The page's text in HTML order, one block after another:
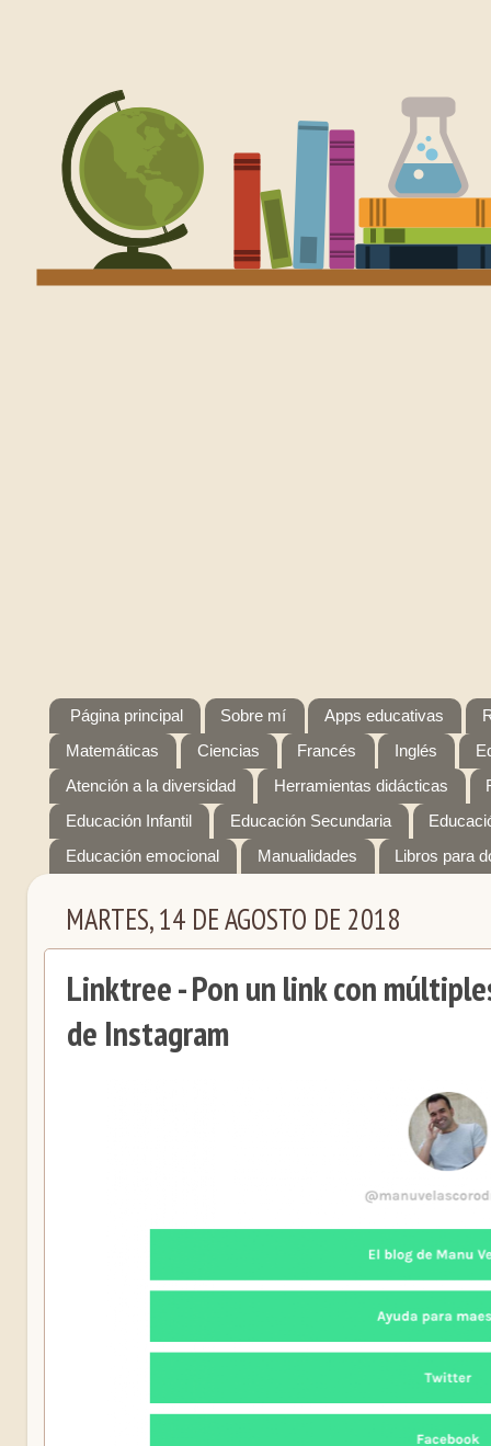
Página principal Sobre mí Apps educativas
Matemáticas
Ciencias Francés Inglés
Atención a la diversidad
Herramientas didácticas
Educación Infantil
Educación Secundaria
Educación emocional
Manualidades Libros para
MARTES, 14 DE AGOSTO DE 2018
Linktree - Pon un link con
de Instagram